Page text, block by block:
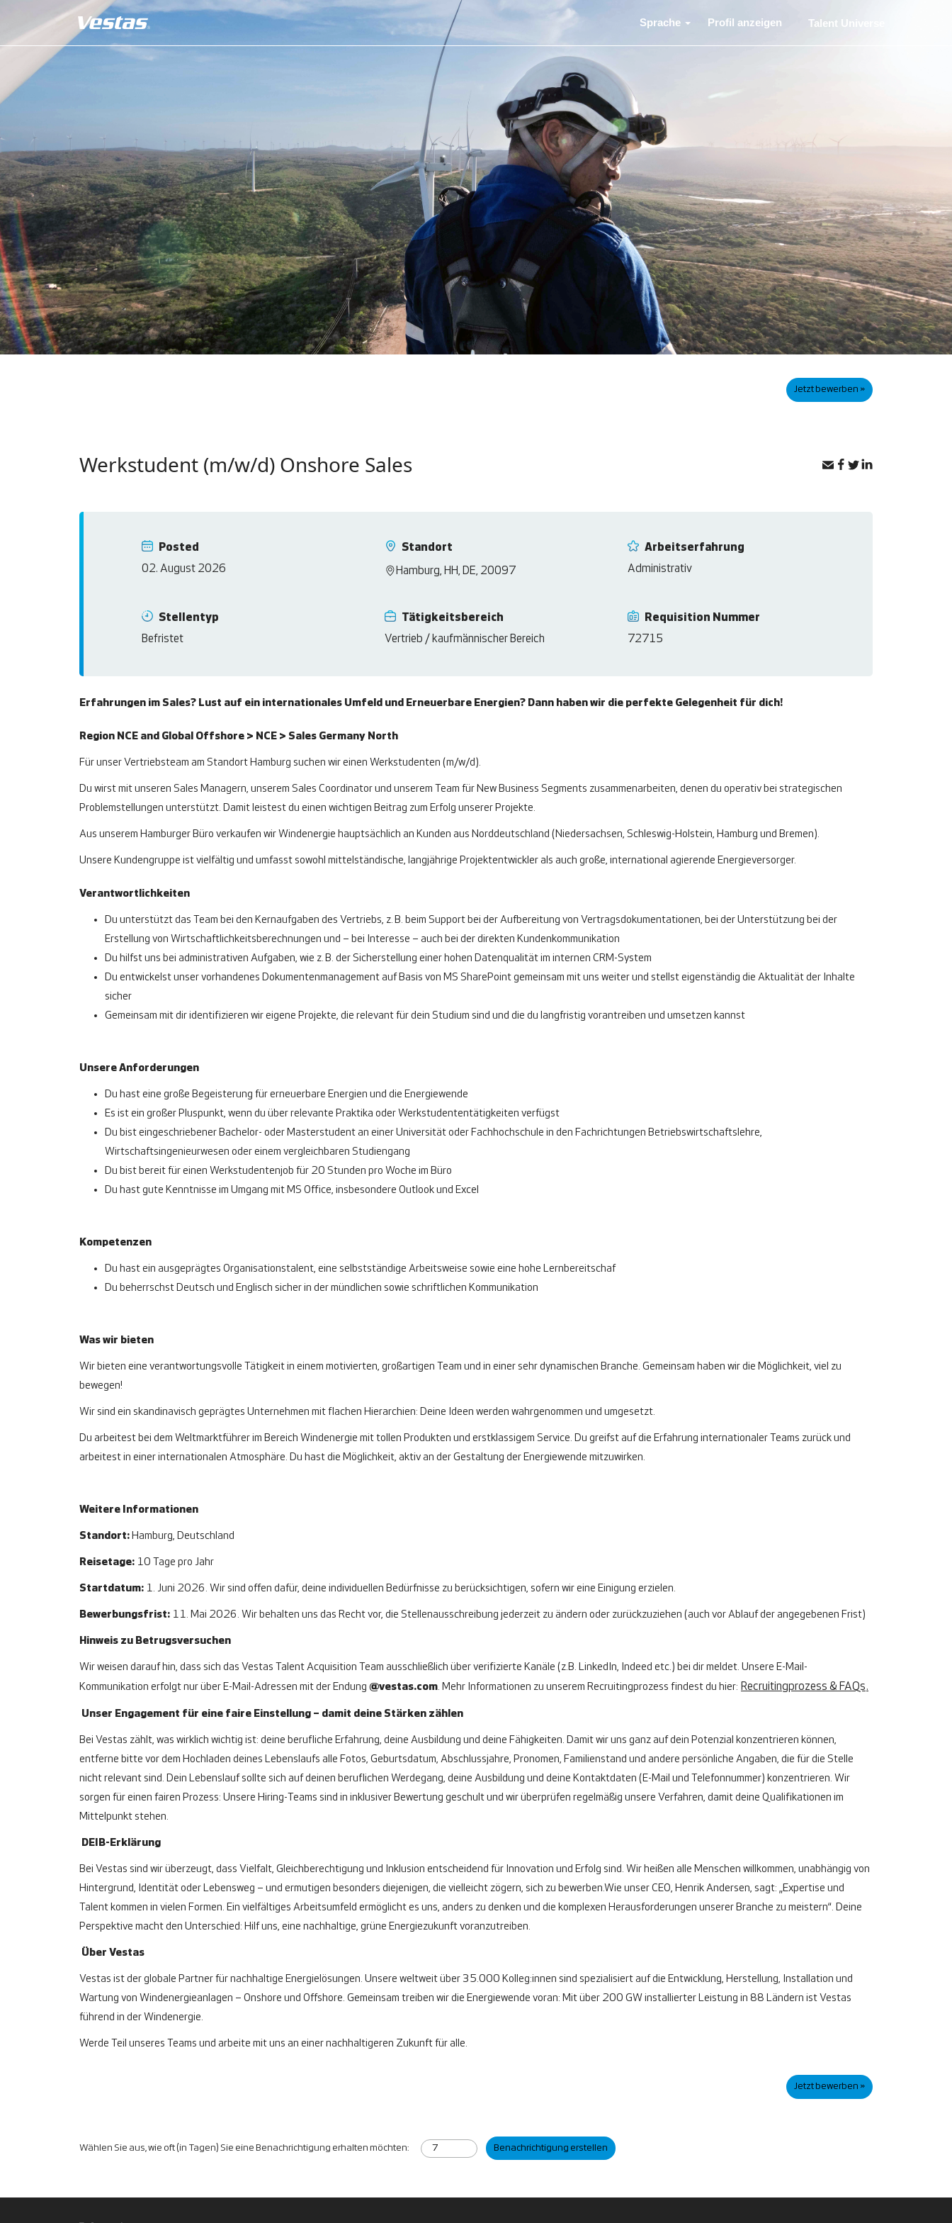
Sprache Profil anzeigen Talent Universe
Jetzt bewerben »
Werkstudent (m/w/d) Onshore Sales
Posted
02. August 2026
Requisition Nummer
72715
Standort
Hamburg, HH, DE, 20097
Arbeitserfahrung
Administrativ
Stellentyp
Befristet
Tätigkeitsbereich
Vertrieb / kaufmännischer Bereich
Erfahrungen im Sales? Lust auf ein internationales Umfeld und Erneuerbare Energien? Dann haben wir die perfekte Gelegenheit für dich!
Region NCE and Global Offshore > NCE > Sales Germany North
Für unser Vertriebsteam am Standort Hamburg suchen wir einen Werkstudenten (m/w/d).
Du wirst mit unseren Sales Managern, unserem Sales Coordinator und unserem Team für New Business Segments zusammenarbeiten, denen du operativ bei strategischen
Problemstellungen unterstützt. Damit leistest du einen wichtigen Beitrag zum Erfolg unserer Projekte.
Aus unserem Hamburger Büro verkaufen wir Windenergie hauptsächlich an Kunden aus Norddeutschland (Niedersachsen, Schleswig-Holstein, Hamburg und Bremen).
Unsere Kundengruppe ist vielfältig und umfasst sowohl mittelständische, langjährige Projektentwickler als auch große, international agierende Energieversorger.
Verantwortlichkeiten
Du unterstützt das Team bei den Kernaufgaben des Vertriebs, z. B. beim Support bei der Aufbereitung von Vertragsdokumentationen, bei der Unterstützung bei der
Erstellung von Wirtschaftlichkeitsberechnungen und – bei Interesse – auch bei der direkten Kundenkommunikation
Du hilfst uns bei administrativen Aufgaben, wie z. B. der Sicherstellung einer hohen Datenqualität im internen CRM-System
Du entwickelst unser vorhandenes Dokumentenmanagement auf Basis von MS SharePoint gemeinsam mit uns weiter und stellst eigenständig die Aktualität der Inhalte
sicher
Gemeinsam mit dir identifizieren wir eigene Projekte, die relevant für dein Studium sind und die du langfristig vorantreiben und umsetzen kannst
Unsere Anforderungen
Du hast eine große Begeisterung für erneuerbare Energien und die Energiewende
Es ist ein großer Pluspunkt, wenn du über relevante Praktika oder Werkstudententätigkeiten verfügst
Du bist eingeschriebener Bachelor- oder Masterstudent an einer Universität oder Fachhochschule in den Fachrichtungen Betriebswirtschaftslehre,
Wirtschaftsingenieurwesen oder einem vergleichbaren Studiengang
Du bist bereit für einen Werkstudentenjob für 20 Stunden pro Woche im Büro
Du hast gute Kenntnisse im Umgang mit MS Office, insbesondere Outlook und Excel
Kompetenzen
Du hast ein ausgeprägtes Organisationstalent, eine selbstständige Arbeitsweise sowie eine hohe Lernbereitschaf
Du beherrschst Deutsch und Englisch sicher in der mündlichen sowie schriftlichen Kommunikation
Was wir bieten
Wir bieten eine verantwortungsvolle Tätigkeit in einem motivierten, großartigen Team und in einer sehr dynamischen Branche. Gemeinsam haben wir die Möglichkeit, viel zu
bewegen!
Wir sind ein skandinavisch geprägtes Unternehmen mit flachen Hierarchien: Deine Ideen werden wahrgenommen und umgesetzt.
Du arbeitest bei dem Weltmarktführer im Bereich Windenergie mit tollen Produkten und erstklassigem Service. Du greifst auf die Erfahrung internationaler Teams zurück und
arbeitest in einer internationalen Atmosphäre. Du hast die Möglichkeit, aktiv an der Gestaltung der Energiewende mitzuwirken.
Weitere Informationen
Standort: Hamburg, Deutschland
Reisetage: 10 Tage pro Jahr
Startdatum: 1. Juni 2026. Wir sind offen dafür, deine individuellen Bedürfnisse zu berücksichtigen, sofern wir eine Einigung erzielen.
Bewerbungsfrist: 11. Mai 2026. Wir behalten uns das Recht vor, die Stellenausschreibung jederzeit zu ändern oder zurückzuziehen (auch vor Ablauf der angegebenen Frist)
Hinweis zu Betrugsversuchen
Wir weisen darauf hin, dass sich das Vestas Talent Acquisition Team ausschließlich über verifizierte Kanäle (z.B. LinkedIn, Indeed etc.) bei dir meldet. Unsere E-Mail-
Kommunikation erfolgt nur über E-Mail-Adressen mit der Endung @vestas.com. Mehr Informationen zu unserem Recruitingprozess findest du hier: Recruitingprozess & FAQs.
Unser Engagement für eine faire Einstellung – damit deine Stärken zählen
Bei Vestas zählt, was wirklich wichtig ist: deine berufliche Erfahrung, deine Ausbildung und deine Fähigkeiten. Damit wir uns ganz auf dein Potenzial konzentrieren können,
entferne bitte vor dem Hochladen deines Lebenslaufs alle Fotos, Geburtsdatum, Abschlussjahre, Pronomen, Familienstand und andere persönliche Angaben, die für die Stelle
nicht relevant sind. Dein Lebenslauf sollte sich auf deinen beruflichen Werdegang, deine Ausbildung und deine Kontaktdaten (E-Mail und Telefonnummer) konzentrieren. Wir
sorgen für einen fairen Prozess: Unsere Hiring-Teams sind in inklusiver Bewertung geschult und wir überprüfen regelmäßig unsere Verfahren, damit deine Qualifikationen im
Mittelpunkt stehen.
DEIB-Erklärung
Bei Vestas sind wir überzeugt, dass Vielfalt, Gleichberechtigung und Inklusion entscheidend für Innovation und Erfolg sind. Wir heißen alle Menschen willkommen, unabhängig von
Hintergrund, Identität oder Lebensweg – und ermutigen besonders diejenigen, die vielleicht zögern, sich zu bewerben.Wie unser CEO, Henrik Andersen, sagt: „Expertise und
Talent kommen in vielen Formen. Ein vielfältiges Arbeitsumfeld ermöglicht es uns, anders zu denken und die komplexen Herausforderungen unserer Branche zu meistern“. Deine
Perspektive macht den Unterschied: Hilf uns, eine nachhaltige, grüne Energiezukunft voranzutreiben.
Über Vestas
Vestas ist der globale Partner für nachhaltige Energielösungen. Unsere weltweit über 35.000 Kolleg:innen sind spezialisiert auf die Entwicklung, Herstellung, Installation und
Wartung von Windenergieanlagen – Onshore und Offshore. Gemeinsam treiben wir die Energiewende voran: Mit über 200 GW installierter Leistung in 88 Ländern ist Vestas
führend in der Windenergie.
Werde Teil unseres Teams und arbeite mit uns an einer nachhaltigeren Zukunft für alle.
Jetzt bewerben »
Wählen Sie aus, wie oft (in Tagen) Sie eine Benachrichtigung erhalten möchten: Benachrichtigung erstellen